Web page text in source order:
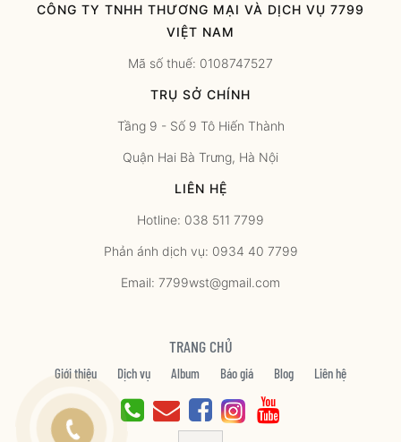
CÔNG TY TNHH THƯƠNG MẠI VÀ DỊCH VỤ 7799
VIỆT NAM
Mã số thuế: 0108747527
TRỤ SỞ CHÍNH
Tầng 9 - Số 9 Tô Hiến Thành
Quận Hai Bà Trưng, Hà Nội
LIÊN HỆ
Hotline: 038 511 7799
Phản ánh dịch vụ: 0934 40 7799
Email: 7799wst@gmail.com
TRANG CHỦ
Giới thiệu Dịch vụ Album Báo giá Blog Liên hệ